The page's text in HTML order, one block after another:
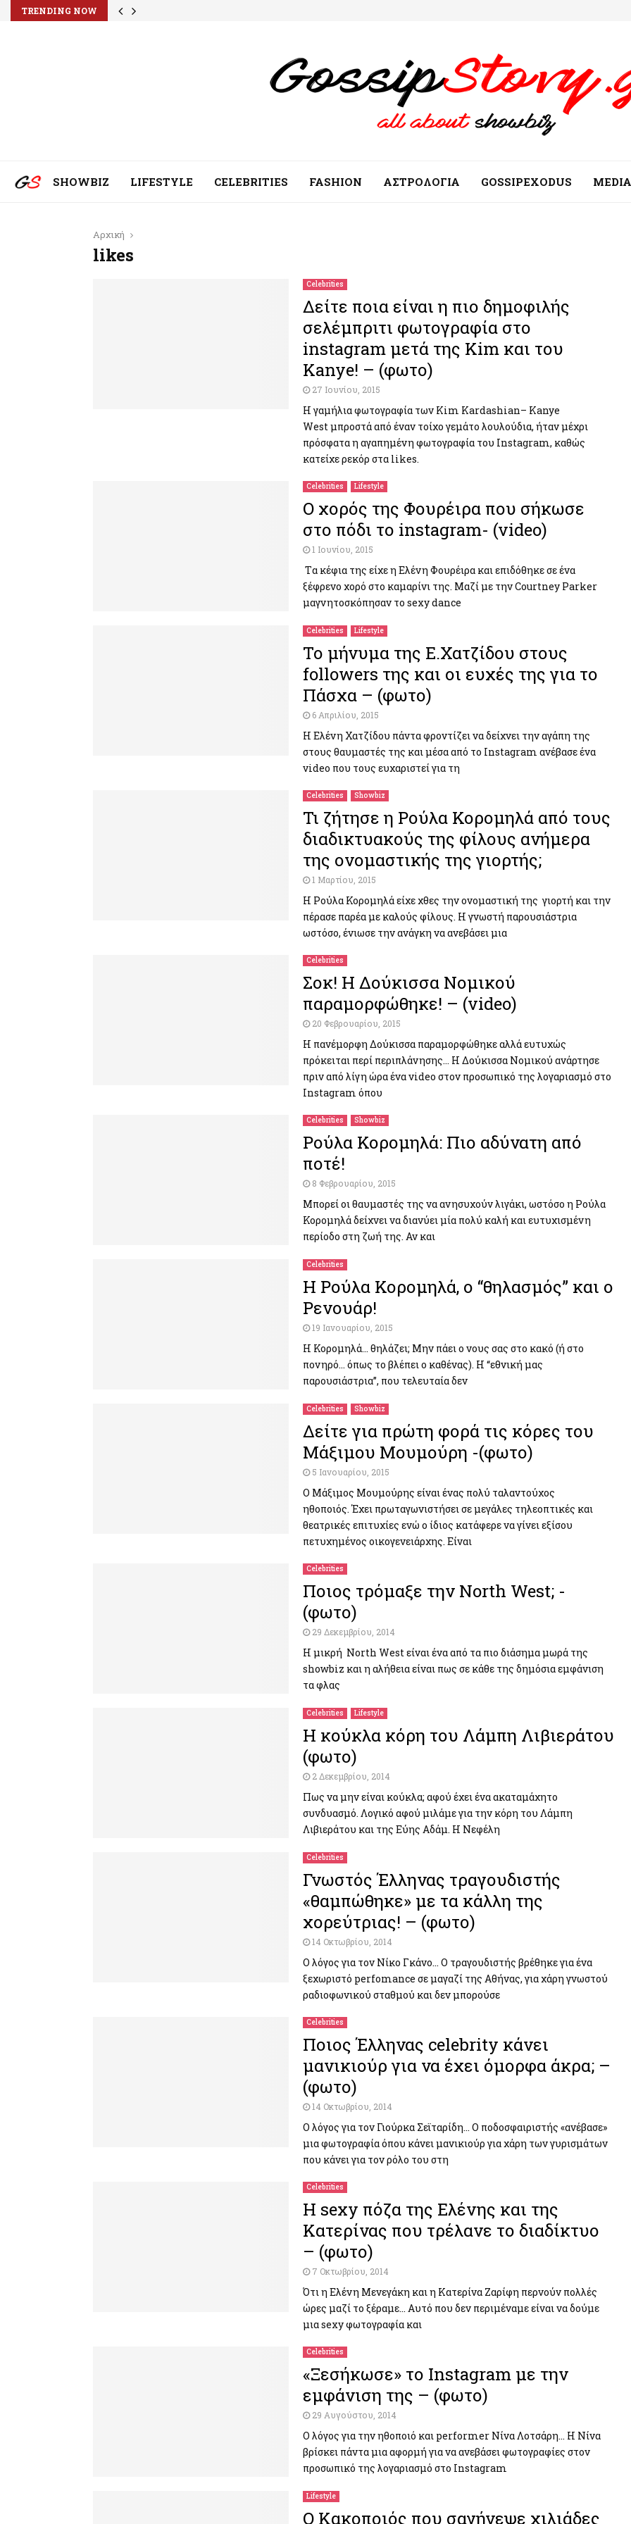
TRENDING NOW
SHOWBIZ LIFESTYLE CELEBRITIES FASHION ΑΣΤΡΟΛΟΓΙΑ GOSSIPEXODUS MEDIA
Αρχική
likes
Celebrities
Δείτε ποια είναι η πιο δημοφιλής
σελέμπριτι φωτογραφία στο
instagram μετά της Kim και του
Kanye! – (φωτο)
27 Ιουνίου, 2015
Η γαμήλια φωτογραφία των Kim Kardashian– Kanye
West μπροστά από έναν τοίχο γεμάτο λουλούδια, ήταν μέχρι
πρόσφατα η αγαπημένη φωτογραφία του Instagram, καθώς
κατείχε ρεκόρ στα likes.
Celebrities Lifestyle
Ο χορός της Φουρέιρα που σήκωσε
στο πόδι το instagram- (video)
1 Ιουνίου, 2015
Tα κέφια της είχε η Ελένη Φουρέιρα και επιδόθηκε σε ένα
ξέφρενο χορό στο καμαρίνι της. Μαζί με την Courtney Parker
μαγνητοσκόπησαν το sexy dance
Celebrities Lifestyle
Το μήνυμα της Ε.Χατζίδου στους
followers της και οι ευχές της για το
Πάσχα – (φωτο)
6 Απριλίου, 2015
Η Ελένη Χατζίδου πάντα φροντίζει να δείχνει την αγάπη της
στους θαυμαστές της και μέσα από το Instagram ανέβασε ένα
video που τους ευχαριστεί για τη
Celebrities Showbiz
Τι ζήτησε η Ρούλα Κορομηλά από τους
διαδικτυακούς της φίλους ανήμερα
της ονομαστικής της γιορτής;
1 Μαρτίου, 2015
Η Ρούλα Κορομηλά είχε χθες την ονομαστική της γιορτή και την
πέρασε παρέα με καλούς φίλους. Η γνωστή παρουσιάστρια
ωστόσο, ένιωσε την ανάγκη να ανεβάσει μια
Celebrities
Σοκ! Η Δούκισσα Νομικού
παραμορφώθηκε! – (video)
20 Φεβρουαρίου, 2015
Η πανέμορφη Δούκισσα παραμορφώθηκε αλλά ευτυχώς
πρόκειται περί περιπλάνησης… Η Δούκισσα Νομικού ανάρτησε
πριν από λίγη ώρα ένα video στον προσωπικό της λογαριασμό στο
Instagram όπου
Celebrities Showbiz
Ρούλα Κορομηλά: Πιο αδύνατη από
ποτέ!
8 Φεβρουαρίου, 2015
Μπορεί οι θαυμαστές της να ανησυχούν λιγάκι, ωστόσο η Ρούλα
Κορομηλά δείχνει να διανύει μία πολύ καλή και ευτυχισμένη
περίοδο στη ζωή της. Αν και
Celebrities
Η Ρούλα Κορομηλά, ο “θηλασμός” και ο
Ρενουάρ!
19 Ιανουαρίου, 2015
Η Κορομηλά… θηλάζει; Μην πάει ο νους σας στο κακό (ή στο
πονηρό… όπως το βλέπει ο καθένας). Η “εθνική μας
παρουσιάστρια”, που τελευταία δεν
Celebrities Showbiz
Δείτε για πρώτη φορά τις κόρες του
Μάξιμου Μουμούρη -(φωτο)
5 Ιανουαρίου, 2015
Ο Μάξιμος Μουμούρης είναι ένας πολύ ταλαντούχος
ηθοποιός. Έχει πρωταγωνιστήσει σε μεγάλες τηλεοπτικές και
θεατρικές επιτυχίες ενώ ο ίδιος κατάφερε να γίνει εξίσου
πετυχημένος οικογενειάρχης. Είναι
Celebrities
Ποιος τρόμαξε την North West; -
(φωτο)
29 Δεκεμβρίου, 2014
Η μικρή North West είναι ένα από τα πιο διάσημα μωρά της
showbiz και η αλήθεια είναι πως σε κάθε της δημόσια εμφάνιση
τα φλας
Celebrities Lifestyle
Η κούκλα κόρη του Λάμπη Λιβιεράτου
(φωτο)
2 Δεκεμβρίου, 2014
Πως να μην είναι κούκλα; αφού έχει ένα ακαταμάχητο
συνδυασμό. Λογικό αφού μιλάμε για την κόρη του Λάμπη
Λιβιεράτου και της Εύης Αδάμ. Η Νεφέλη
Celebrities
Γνωστός Έλληνας τραγουδιστής
«θαμπώθηκε» με τα κάλλη της
χορεύτριας! – (φωτο)
14 Οκτωβρίου, 2014
Ο λόγος για τον Νίκο Γκάνο… Ο τραγουδιστής βρέθηκε για ένα
ξεχωριστό perfomance σε μαγαζί της Αθήνας, για χάρη γνωστού
ραδιοφωνικού σταθμού και δεν μπορούσε
Celebrities
Ποιος Έλληνας celebrity κάνει
μανικιούρ για να έχει όμορφα άκρα; –
(φωτο)
14 Οκτωβρίου, 2014
Ο λόγος για τον Γιούρκα Σεϊταρίδη… Ο ποδοσφαιριστής «ανέβασε»
μια φωτογραφία όπου κάνει μανικιούρ για χάρη των γυρισμάτων
που κάνει για τον ρόλο του στη
Celebrities
Η sexy πόζα της Ελένης και της
Κατερίνας που τρέλανε το διαδίκτυο
– (φωτο)
7 Οκτωβρίου, 2014
Ότι η Ελένη Μενεγάκη και η Κατερίνα Ζαρίφη περνούν πολλές
ώρες μαζί το ξέραμε… Αυτό που δεν περιμέναμε είναι να δούμε
μια sexy φωτογραφία και
Celebrities
«Ξεσήκωσε» το Instagram με την
εμφάνιση της – (φωτο)
29 Αυγούστου, 2014
Ο λόγος για την ηθοποιό και performer Νίνα Λοτσάρη… Η Νίνα
βρίσκει πάντα μια αφορμή για να ανεβάσει φωτογραφίες στον
προσωπικό της λογαριασμό στο Instagram
Lifestyle
Ο Κακοποιός που σαγήνεψε χιλιάδες